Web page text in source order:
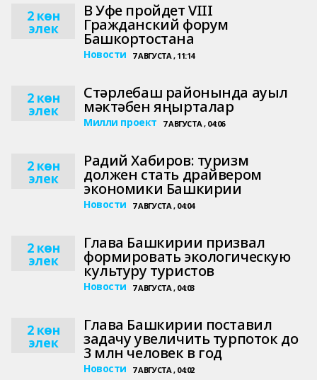
2 көн
элек
В Уфе пройдет VIII
Гражданский форум
Башкортостана
Новости 7 АВГУСТА , 11:14
2 көн
элек
Стәрлебаш районында ауыл
мәктәбен яңырталар
Милли проект 7 АВГУСТА , 04:06
2 көн
элек
Радий Хабиров: туризм
должен стать драйвером
экономики Башкирии
Новости 7 АВГУСТА , 04:04
2 көн
элек
Глава Башкирии призвал
формировать экологическую
культуру туристов
Новости 7 АВГУСТА , 04:03
2 көн
элек
Глава Башкирии поставил
задачу увеличить турпоток до
3 млн человек в год
Новости 7 АВГУСТА , 04:02